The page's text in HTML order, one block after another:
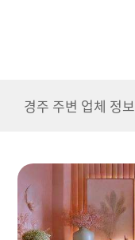
경주 주변 업체 정보